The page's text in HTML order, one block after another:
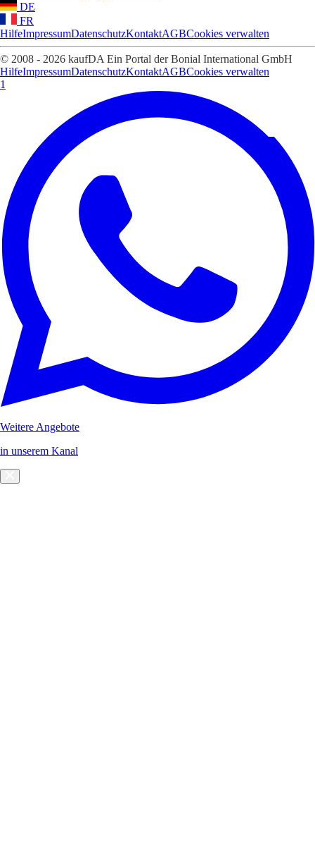
DE
FR
HilfeImpressumDatenschutzKontaktAGBCookies verwalten
© 2008 - 2026 kaufDA Ein Portal der Bonial International GmbH
HilfeImpressumDatenschutzKontaktAGBCookies verwalten
1
Weitere Angebote
in unserem Kanal